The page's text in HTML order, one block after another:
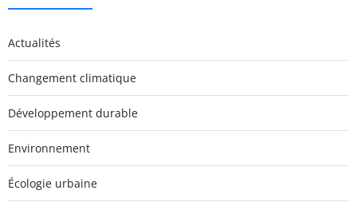
Actualités
Changement climatique
Développement durable
Environnement
Écologie urbaine